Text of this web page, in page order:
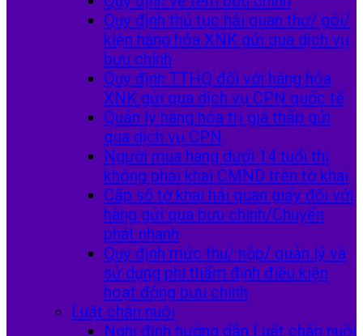
Quy định thủ tục hải quan thư/ gói/
kiện hàng hóa XNK gửi qua dịch vụ
bưu chính
Quy định TTHQ đối với hàng hóa
XNK gửi qua dịch vụ CPN quốc tế
Quản lý hàng hóa trị giá thấp gửi
qua dịch vụ CPN
Người mua hàng dưới 14 tuổi thì
không phải khai CMND trên tờ khai
Cấp số tờ khai hải quan giấy đối với
hàng gửi qua bưu chính/Chuyển
phát nhanh
Quy định mức thu/ nộp/ quản lý và
sử dụng phí thẩm định điều kiện
hoạt động bưu chính
Luật chăn nuôi
Nghị định hướng dẫn Luật chăn nuôi